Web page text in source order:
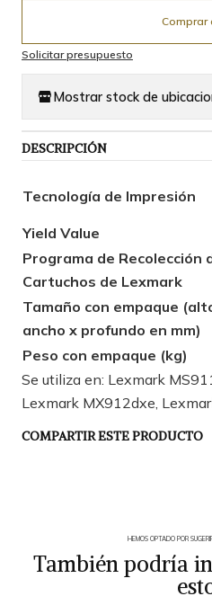
Comprar
Solicitar presupuesto
Mostrar stock de
DESCRIPCIÓN
Tecnología de Impresión
Yield Value
Programa de Recolección
Cartuchos de Lexmark
Tamaño con empaque
ancho x profundo en mm)
Peso con empaque (kg)
Se utiliza en: Lexmark
Lexmark MX912dxe,
COMPARTIR ESTE PRODUCTO
HEMOS OPTADO POR
También podría